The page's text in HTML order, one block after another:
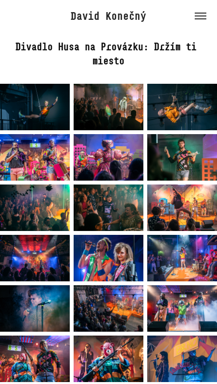
David Konečný
Divadlo Husa na Provázku: Držím ti
miesto